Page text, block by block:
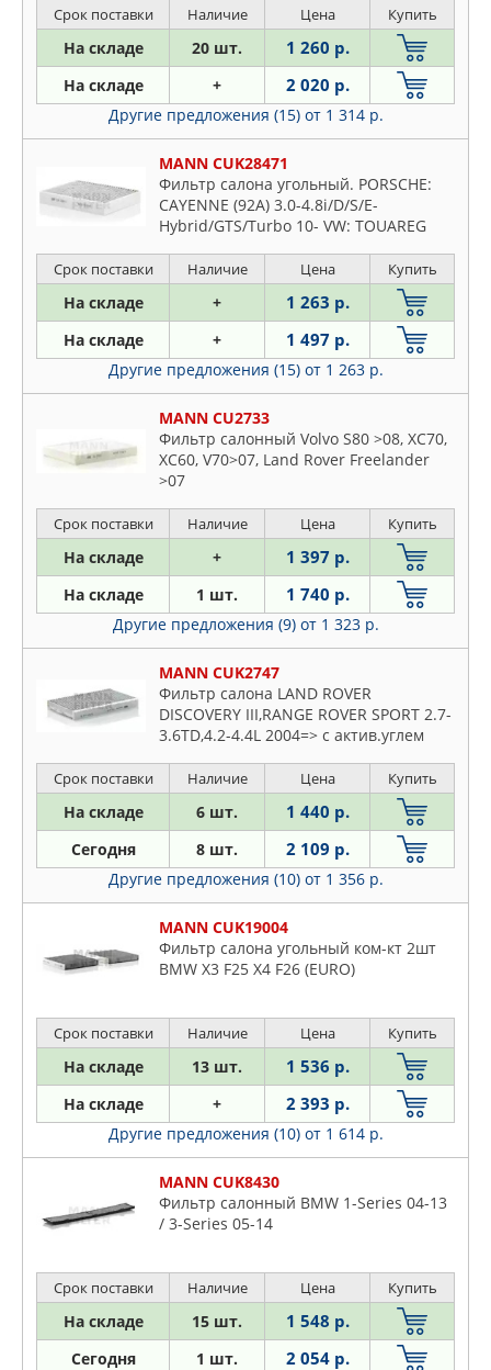
Срок поставки Наличие Цена Купить
На складе 20 шт. 1 260 р.
На складе + 2 020 р.
Другие предложения (15) от 1 314 р.
MANN CUK28471
Фильтр салона угольный. PORSCHE:
CAYENNE (92A) 3.0-4.8i/D/S/E-
Hybrid/GTS/Turbo 10- VW: TOUAREG
Срок поставки Наличие Цена Купить
На складе + 1 263 р.
На складе + 1 497 р.
Другие предложения (15) от 1 263 р.
MANN CU2733
Фильтр салонный Volvo S80 >08, XC70,
XC60, V70>07, Land Rover Freelander
>07
Срок поставки Наличие Цена Купить
На складе + 1 397 р.
На складе 1 шт. 1 740 р.
Другие предложения (9) от 1 323 р.
MANN CUK2747
Фильтр салона LAND ROVER
DISCOVERY III,RANGE ROVER SPORT 2.7-
3.6TD,4.2-4.4L 2004=> с актив.углем
Срок поставки Наличие Цена Купить
На складе 6 шт. 1 440 р.
Сегодня 8 шт. 2 109 р.
Другие предложения (10) от 1 356 р.
MANN CUK19004
Фильтр салона угольный ком-кт 2шт
BMW X3 F25 X4 F26 (EURO)
Срок поставки Наличие Цена Купить
На складе 13 шт. 1 536 р.
На складе + 2 393 р.
Другие предложения (10) от 1 614 р.
MANN CUK8430
Фильтр салонный BMW 1-Series 04-13
/ 3-Series 05-14
Срок поставки Наличие Цена Купить
На складе 15 шт. 1 548 р.
Сегодня 1 шт. 2 054 р.